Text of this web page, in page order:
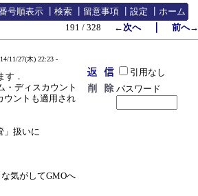
号順表示 検索 留意事項 設定
ホーム
191 / 328
←次へ｜ 前へ→
11/27(木) 22:23 -
す．
・ディスカウント
ウントも適用され
」扱いに
気がしてGMOへ
引用なし
パスワード